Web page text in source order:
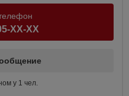
XX-XX
у 1 чел.